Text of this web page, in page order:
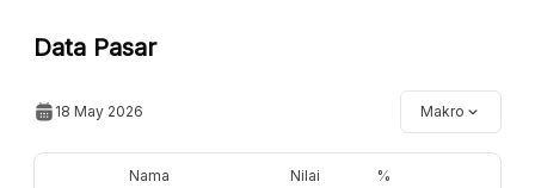
Data Pasar
18 May 2026 Makro
Nama Nilai %